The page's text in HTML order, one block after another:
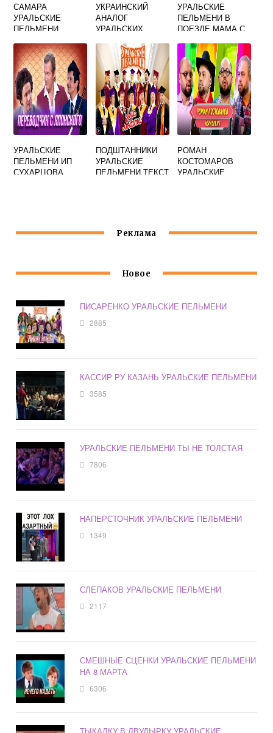
САМАРА
УРАЛЬСКИЕ
ПЕЛЬМЕНИ
УКРАИНСКИЙ
АНАЛОГ
УРАЛЬСКИХ
УРАЛЬСКИЕ
ПЕЛЬМЕНИ В
ПОЕЗДЕ МАМА С
УРАЛЬСКИЕ
ПЕЛЬМЕНИ ИП
СУХАРЦОВА
ПОДШТАННИКИ
УРАЛЬСКИЕ
ПЕЛЬМЕНИ ТЕКСТ
РОМАН
КОСТОМАРОВ
УРАЛЬСКИЕ
Реклама
Новое
ПИСАРЕНКО УРАЛЬСКИЕ ПЕЛЬМЕНИ
2885
КАССИР РУ КАЗАНЬ УРАЛЬСКИЕ ПЕЛЬМЕНИ
3585
УРАЛЬСКИЕ ПЕЛЬМЕНИ ТЫ НЕ ТОЛСТАЯ
7806
НАПЕРСТОЧНИК УРАЛЬСКИЕ ПЕЛЬМЕНИ
1349
СЛЕПАКОВ УРАЛЬСКИЕ ПЕЛЬМЕНИ
2117
СМЕШНЫЕ СЦЕНКИ УРАЛЬСКИЕ ПЕЛЬМЕНИ
НА 8 МАРТА
6306